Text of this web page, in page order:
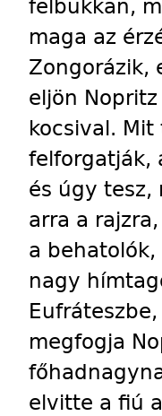
felbukkan,
maga az
Zongorázik,
eljön
kocsival.
felforgatják,
és úgy tesz,
arra a
a
nagy
megfogja
elvitte a fiú